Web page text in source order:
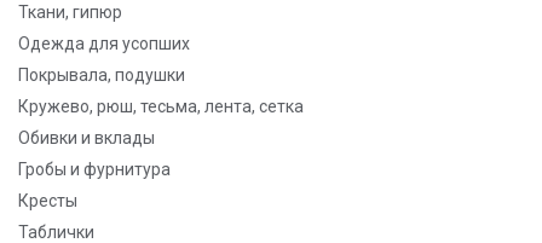
Ткани, гипюр
Одежда для усопших
Покрывала, подушки
Кружево, рюш, тесьма, лента, сетка
Обивки и вклады
Гробы и фурнитура
Кресты
Таблички